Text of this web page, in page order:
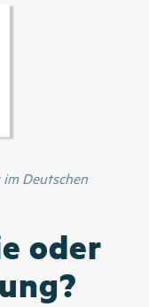
im Deutschen
oder